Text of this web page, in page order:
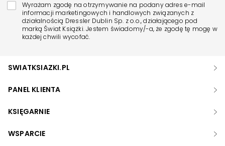
Wyrażam zgodę na otrzymywanie na podany adres e-mail
informacji marketingowych i handlowych związanych z
działalnością Dressler Dublin Sp. z o.o., działającego pod
marką Świat Książki. Jestem świadomy/-a, że zgodę tę mogę w
każdej chwili wycofać.
SWIATKSIAZKI.PL
PANEL KLIENTA
KSIĘGARNIE
WSPARCIE